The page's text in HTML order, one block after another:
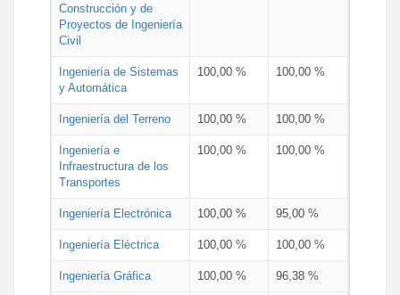
Construcción y de
Proyectos de Ingeniería
Civil
Ingeniería de Sistemas
y Automática
100,00 % 100,00 %
Ingeniería del Terreno 100,00 % 100,00 %
Ingeniería e
Infraestructura de los
Transportes
100,00 % 100,00 %
Ingeniería Electrónica 100,00 % 95,00 %
Ingeniería Eléctrica 100,00 % 100,00 %
Ingeniería Gráfica 100,00 % 96,38 %